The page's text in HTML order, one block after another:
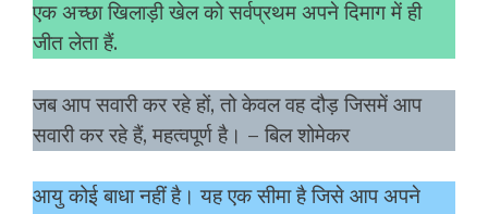
एक अच्छा खिलाड़ी खेल को सर्वप्रथम अपने दिमाग में ही
जीत लेता हैं.
जब आप सवारी कर रहे हों, तो केवल वह दौड़ जिसमें आप
सवारी कर रहे हैं, महत्वपूर्ण है। – बिल शोमेकर
आयु कोई बाधा नहीं है। यह एक सीमा है जिसे आप अपने